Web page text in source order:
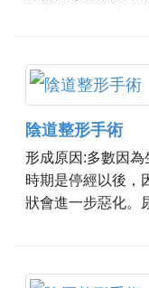
陰道整形手術
形成原因:多數因
時期是停經以後，
狀會進一步惡化。